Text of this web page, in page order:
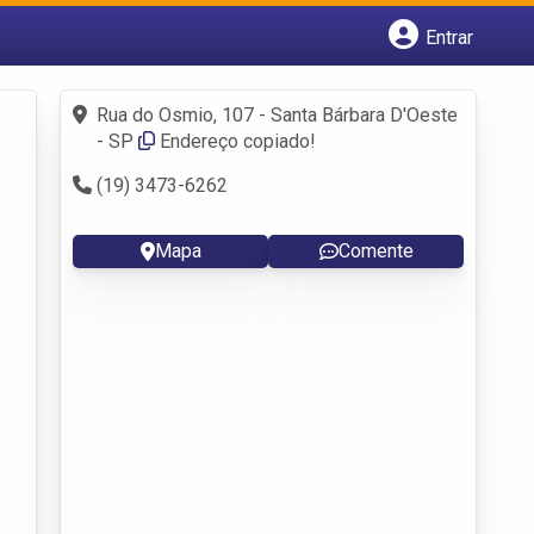
Entrar
Fazer login
Criar conta
Rua do Osmio, 107 - Santa Bárbara D'Oeste
- SP
Endereço copiado!
(19) 3473-6262
Mapa Comente